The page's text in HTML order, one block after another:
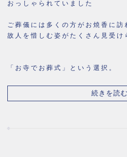
おっしゃられていました
ご葬儀には多くの方がお焼香に訪
故人を惜しむ姿がたくさん見受け
「お寺でお葬式」という選択。
続きを読む